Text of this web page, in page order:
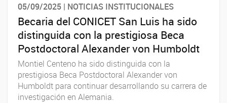
05/09/2025 | NOTICIAS INSTITUCIONALES
Becaria del CONICET San Luis ha sido
distinguida con la prestigiosa Beca
Postdoctoral Alexander von Humboldt
Montiel Centeno ha sido distinguida con la
prestigiosa Beca Postdoctoral Alexander von
Humboldt para continuar desarrollando su carrera de
investigación en Alemania.